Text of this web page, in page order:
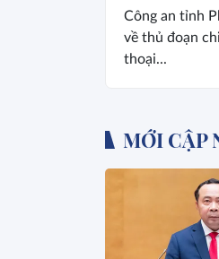
Công an tỉnh
về thủ đoạn
thoại...
MỚI CẬP